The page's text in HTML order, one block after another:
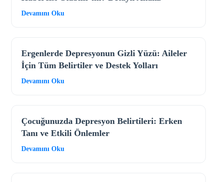
Devamını Oku
Ergenlerde Depresyonun Gizli Yüzü: Aileler
İçin Tüm Belirtiler ve Destek Yolları
Devamını Oku
Çocuğunuzda Depresyon Belirtileri: Erken
Tanı ve Etkili Önlemler
Devamını Oku